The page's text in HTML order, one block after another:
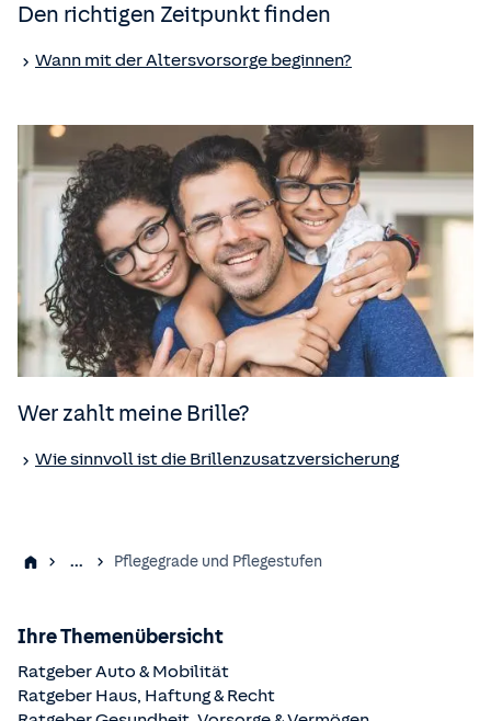
Den richtigen Zeitpunkt finden
Wann mit der Altersvorsorge beginnen?
Wer zahlt meine Brille?
Wie sinnvoll ist die Brillenzusatz­versicherung
... Pflegegrade und Pflegestufen
Ihre Themenübersicht
Ratgeber Auto & Mobilität
Ratgeber Haus, Haftung & Recht